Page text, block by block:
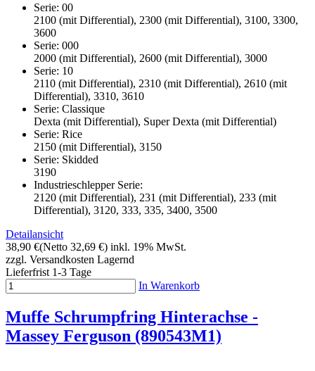
Serie: 00
2100 (mit Differential), 2300 (mit Differential), 3100, 3300,
3600
Serie: 000
2000 (mit Differential), 2600 (mit Differential), 3000
Serie: 10
2110 (mit Differential), 2310 (mit Differential), 2610 (mit
Differential), 3310, 3610
Serie: Classique
Dexta (mit Differential), Super Dexta (mit Differential)
Serie: Rice
2150 (mit Differential), 3150
Serie: Skidded
3190
Industrieschlepper Serie:
2120 (mit Differential), 231 (mit Differential), 233 (mit
Differential), 3120, 333, 335, 3400, 3500
Detailansicht
38,90 €(Netto 32,69 €) inkl. 19% MwSt.
zzgl. Versandkosten Lagernd
Lieferfrist 1-3 Tage
In Warenkorb
Muffe Schrumpfring Hinterachse -
Massey Ferguson (890543M1)